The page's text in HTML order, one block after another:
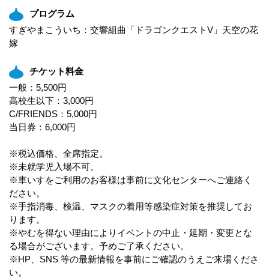
プログラム
すぎやまこういち：交響組曲「ドラゴンクエストV」天空の花
嫁
チケット料金
一般：5,500円
高校生以下：3,000円
C/FRIENDS：5,000円
当日券：6,000円
※税込価格、全席指定。
※未就学児入場不可。
※車いすをご利用のお客様は事前に文化センターへご連絡く
ださい。
※手指消毒、検温、マスクの着用等感染症対策を推奨してお
ります。
※やむを得ない理由によりイベントの中止・延期・変更とな
る場合がございます。予めご了承ください。
※HP、SNS 等の最新情報を事前にご確認のうえご来場くださ
い。